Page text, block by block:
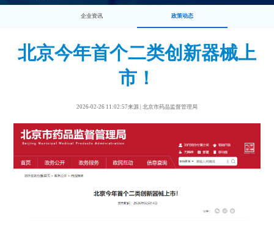
企业资讯 政策动态
北京今年首个二类创新器械上
市！
2026-02-26 11:02:57来源 | 北京市药品监督管理局